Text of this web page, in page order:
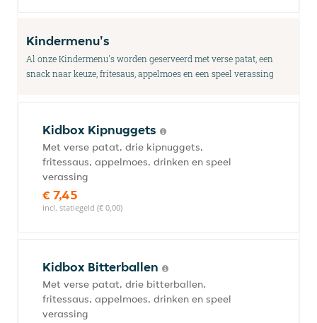
Kindermenu's
Al onze Kindermenu's worden geserveerd met verse patat, een
snack naar keuze, fritesaus, appelmoes en een speel verassing
Kidbox Kipnuggets
Met verse patat, drie kipnuggets,
fritessaus, appelmoes, drinken en speel
verassing
€ 7,45
incl. statiegeld (€ 0,00)
Kidbox Bitterballen
Met verse patat, drie bitterballen,
fritessaus, appelmoes, drinken en speel
verassing